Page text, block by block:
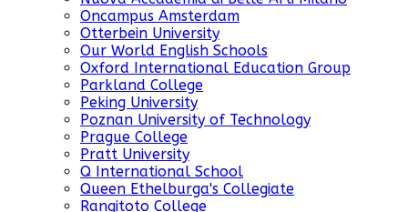
Oncampus Amsterdam
Otterbein University
Our World English Schools
Oxford International Education Group
Parkland College
Peking University
Poznan University of Technology
Prague College
Pratt University
Q International School
Queen Ethelburga's Collegiate
Rangitoto College